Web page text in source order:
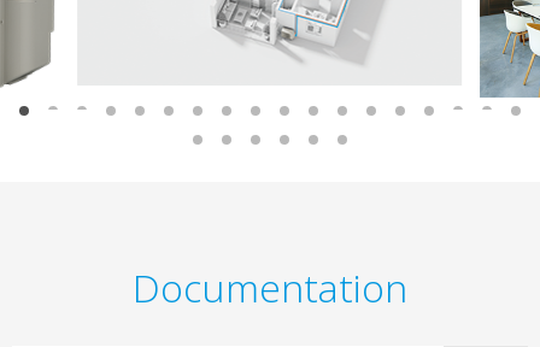
Documentation